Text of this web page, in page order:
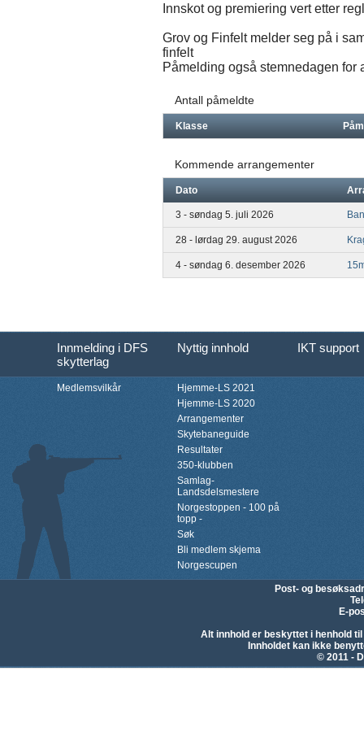
Innskot og premiering vert etter
Grov og Finfelt melder seg på i
finfelt
Påmelding også stemnedagen
Antall påmeldte
Klasse
Kommende arrangementer
Dato
3 - søndag 5. juli 2026
28 - lørdag 29. august 2026
4 - søndag 6. desember 2026
Innmelding i DFS
skytterlag
Nyttig innhold IKT support
Medlemsvilkår
Hjemme-LS 2021
Hjemme-LS 2020
Arrangementer
Skytebaneguide
Resultater
350-klubben
Samlag-
Landsdelsmestere
Norgestoppen - 100 på
topp -
Søk
Bli medlem skjema
Norgescupen
Post- og
E-
Alt innhold er beskyttet i henhold
Innholdet kan ikke
© 2011 -